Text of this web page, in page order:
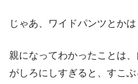
じゃあ、ワイドパンツとか
親になってわかったことは
がしろにしすぎると、すこ